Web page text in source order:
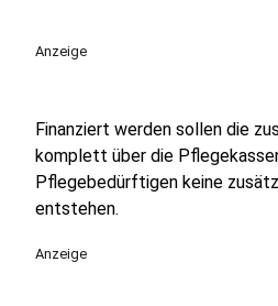
Anzeige
Finanziert werden sollen die
komplett über die
Pflegebedürftigen keine
entstehen.
Anzeige